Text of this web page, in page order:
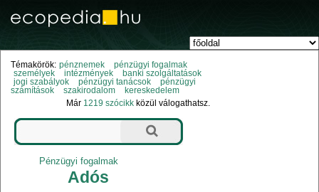
Témakörök: pénznemek
pénzügyi fogalmak
személyek
intézmények
banki szolgáltatások
jogi szabályok
pénzügyi tanácsok
pénzügyi
számítások
szakirodalom
kereskedelem
Már 1219 szócikk közül válogathatsz.
Pénzügyi fogalmak
Adós